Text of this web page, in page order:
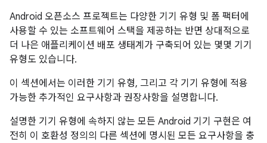
Android 오픈소스 프로젝트는 다양한 기기 유형 및 폼 팩터에
사용할 수 있는 소프트웨어 스택을 제공하는 반면 상대적으로
더 나은 애플리케이션 배포 생태계가 구축되어 있는 몇몇 기기
유형도 있습니다.
이 섹션에서는 이러한 기기 유형, 그리고 각 기기 유형에 적용
가능한 추가적인 요구사항과 권장사항을 설명합니다.
설명한 기기 유형에 속하지 않는 모든 Android 기기 구현은 여
전히 이 호환성 정의의 다른 섹션에 명시된 모든 요구사항을 충